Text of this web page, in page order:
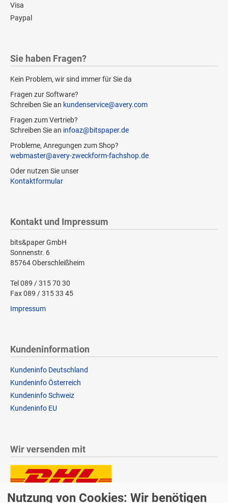
Visa
Paypal
Sie haben Fragen?
Kein Problem, wir sind immer für Sie da
Fragen zur Software?
Schreiben Sie an kundenservice@avery.com
Fragen zum Vertrieb?
Schreiben Sie an infoaz@bitspaper.de
Probleme, Anregungen zum Shop?
webmaster@avery-zweckform-fachshop.de
Oder nutzen Sie unser
Kontaktformular
Kontakt und Impressum
bits&paper GmbH
Sonnenstr. 6
85764 Oberschleißheim
Tel 089 / 315 70 30
Fax 089 / 315 33 45
Impressum
Kundeninformation
Kundeninfo Deutschland
Kundeninfo Österreich
Kundeninfo Schweiz
Kundeninfo EU
Wir versenden mit
Lieferung auch an Packstationen und Postfilialen
Nutzung von Cookies: Wir benötigen